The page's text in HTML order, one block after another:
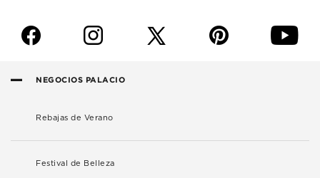
f i p y
NEGOCIOS PALACIO
Rebajas de Verano
Festival de Belleza